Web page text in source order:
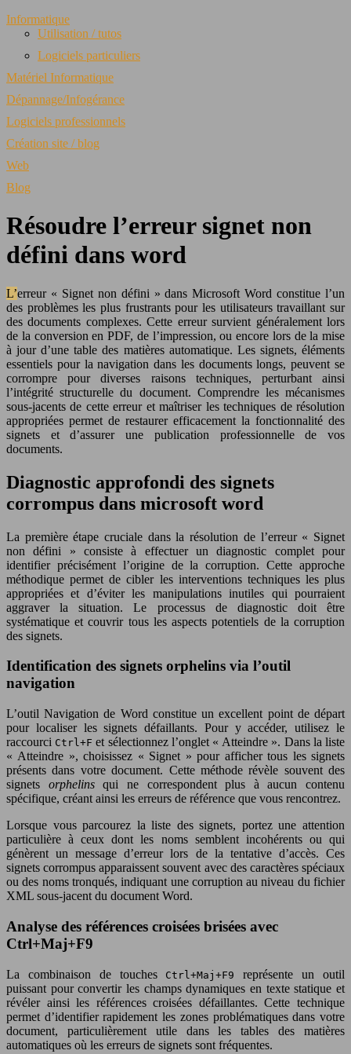
Informatique
Utilisation / tutos
Logiciels particuliers
Matériel Informatique
Dépannage/Infogérance
Logiciels professionnels
Création site / blog
Web
Blog
Résoudre l’erreur signet non
défini dans word
L’erreur « Signet non défini » dans Microsoft Word constitue l’un
des problèmes les plus frustrants pour les utilisateurs travaillant sur
des documents complexes. Cette erreur survient généralement lors
de la conversion en PDF, de l’impression, ou encore lors de la mise
à jour d’une table des matières automatique. Les signets, éléments
essentiels pour la navigation dans les documents longs, peuvent se
corrompre pour diverses raisons techniques, perturbant ainsi
l’intégrité structurelle du document. Comprendre les mécanismes
sous-jacents de cette erreur et maîtriser les techniques de résolution
appropriées permet de restaurer efficacement la fonctionnalité des
signets et d’assurer une publication professionnelle de vos
documents.
Diagnostic approfondi des signets
corrompus dans microsoft word
La première étape cruciale dans la résolution de l’erreur « Signet
non défini » consiste à effectuer un diagnostic complet pour
identifier précisément l’origine de la corruption. Cette approche
méthodique permet de cibler les interventions techniques les plus
appropriées et d’éviter les manipulations inutiles qui pourraient
aggraver la situation. Le processus de diagnostic doit être
systématique et couvrir tous les aspects potentiels de la corruption
des signets.
Identification des signets orphelins via l’outil
navigation
L’outil Navigation de Word constitue un excellent point de départ
pour localiser les signets défaillants. Pour y accéder, utilisez le
raccourci Ctrl+F et sélectionnez l’onglet « Atteindre ». Dans la liste
« Atteindre », choisissez « Signet » pour afficher tous les signets
présents dans votre document. Cette méthode révèle souvent des
signets orphelinsqui ne correspondent plus à aucun contenu
spécifique, créant ainsi les erreurs de référence que vous rencontrez.
Lorsque vous parcourez la liste des signets, portez une attention
particulière à ceux dont les noms semblent incohérents ou qui
génèrent un message d’erreur lors de la tentative d’accès. Ces
signets corrompus apparaissent souvent avec des caractères spéciaux
ou des noms tronqués, indiquant une corruption au niveau du fichier
XML sous-jacent du document Word.
Analyse des références croisées brisées avec
Ctrl+Maj+F9
La combinaison de touches Ctrl+Maj+F9
représente un outil
puissant pour convertir les champs dynamiques en texte statique et
révéler ainsi les références croisées défaillantes. Cette technique
permet d’identifier rapidement les zones problématiques dans votre
document, particulièrement utile dans les tables des matières
automatiques où les erreurs de signets sont fréquentes.